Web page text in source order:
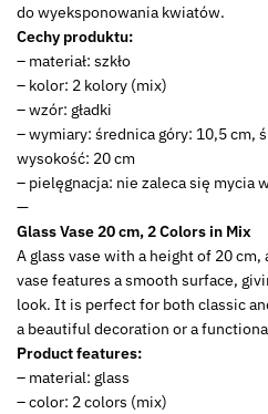
2
Colours
23469158
do wyeksponowania kwiatów.
Cechy produktu:
– materiał: szkło
– kolor: 2 kolory (mix)
– wzór: gładki
– wymiary: średnica góry: 10,5 cm,
wysokość: 20 cm
– pielęgnacja: nie zaleca się mycia
—
Glass Vase 20 cm, 2 Colors in Mix
A glass vase with a height of 20
vase features a smooth surface,
look. It is perfect for both classic
a beautiful decoration or a
Product features:
– material: glass
– color: 2 colors (mix)